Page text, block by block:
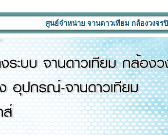
ศูนย์จำหน่าย จานดาวเทียม กล้องวงจรปิด CCTV :